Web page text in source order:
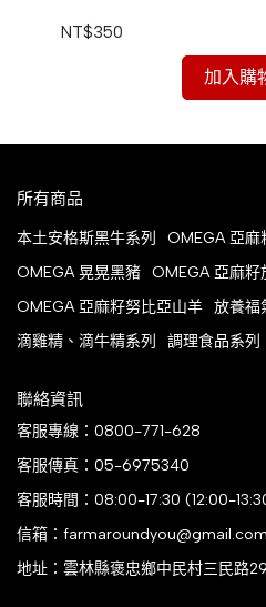
NT$350
加入購
所有商品
本土安格斯黑牛系列
OMEGA 亞麻
OMEGA 晃晃黑豬 OMEGA 亞麻籽
OMEGA 亞麻籽努比亞山羊 放養福
滴雞精、滴牛精系列
調理食品系列
聯絡資訊
客服專線：0800-771-628
客服傳真：05-6975340
客服時間：08:00-17:30 (12:00-
信箱：farmaroundyou@gmail.com
地址：雲林縣褒忠鄉中民村三民路